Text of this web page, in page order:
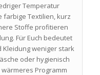
Temperatur
farbige Textilien, kurz
Stoffe profitieren
Für Euch bedeutet
Kleidung weniger stark
oder hygienisch
Programm